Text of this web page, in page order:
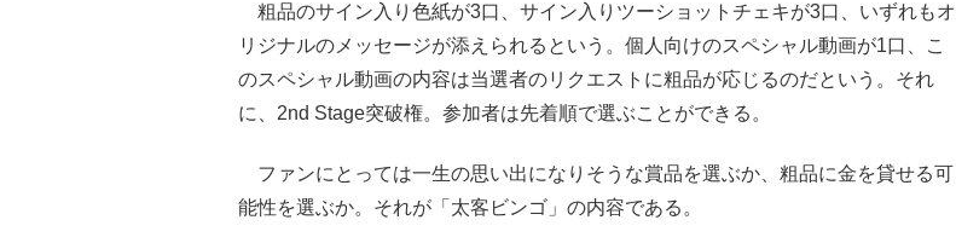
粗品のサイン入り色紙が3口、サイン入りツーショットチェキが3口、いずれもオ
リジナルのメッセージが添えられるという。個人向けのスペシャル動画が1口、こ
のスペシャル動画の内容は当選者のリクエストに粗品が応じるのだという。それ
に、2nd Stage突破権。参加者は先着順で選ぶことができる。
ファンにとっては一生の思い出になりそうな賞品を選ぶか、粗品に金を貸せる可
能性を選ぶか。それが「太客ビンゴ」の内容である。